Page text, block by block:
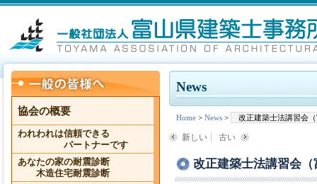
News
Home > News > 改正建築士法講習会
新しい 古い
改正建築士法講習会
協会の概要
われわれは信頼できる
パートナーです
あなたの家の耐震診断
木造住宅耐震診断